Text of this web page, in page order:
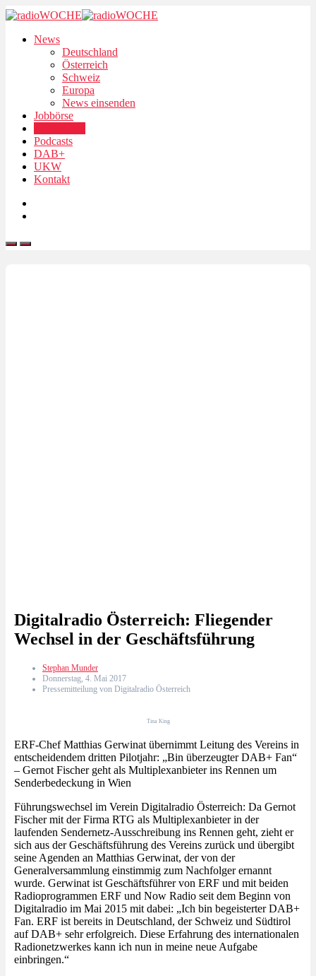
News
Deutschland
Österreich
Schweiz
Europa
News einsenden
Jobbörse
Podcasts
DAB+
UKW
Kontakt
Digitalradio Österreich: Fliegender
Wechsel in der Geschäftsführung
Stephan Munder
Donnerstag, 4. Mai 2017
Pressemitteilung von Digitalradio Österreich
Tina King
ERF-Chef Matthias Gerwinat übernimmt Leitung des Vereins in
entscheidendem dritten Pilotjahr: „Bin überzeugter DAB+ Fan“
– Gernot Fischer geht als Multiplexanbieter ins Rennen um
Senderbedeckung in Wien
Führungswechsel im Verein Digitalradio Österreich: Da Gernot
Fischer mit der Firma RTG als Multiplexanbieter in der
laufenden Sendernetz-Ausschreibung ins Rennen geht, zieht er
sich aus der Geschäftsführung des Vereins zurück und übergibt
seine Agenden an Matthias Gerwinat, der von der
Generalversammlung einstimmig zum Nachfolger ernannt
wurde. Gerwinat ist Geschäftsführer von ERF und mit beiden
Radioprogrammen ERF und Now Radio seit dem Beginn von
Digitalradio im Mai 2015 mit dabei: „Ich bin begeisterter DAB+
Fan. ERF ist bereits in Deutschland, der Schweiz und Südtirol
auf DAB+ sehr erfolgreich. Diese Erfahrung des internationalen
Radionetzwerkes kann ich nun in meine neue Aufgabe
einbringen.“